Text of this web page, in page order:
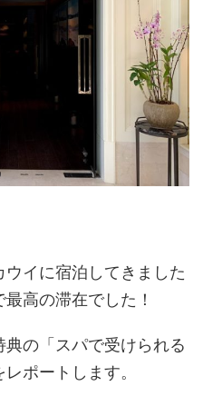
イに宿泊してきました
高の滞在でした！
の「スパで受けられる
ポートします。